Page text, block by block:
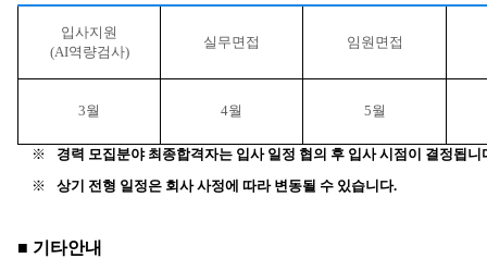
입사지원
(AI역량검사)
실무면접 임원면접
3월 4월 5월
※ 경력 모집분야 최종합격자는 입사 일정 협의 후 입사 시점이 결정됩니
※ 상기 전형 일정은 회사 사정에 따라 변동될 수 있습니다.
■ 기타안내